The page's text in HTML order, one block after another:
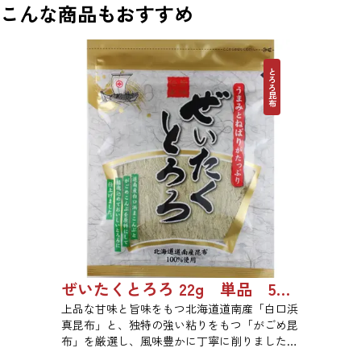
こんな商品もおすすめ
とろろ昆布
ぜいたくとろろ 22g 単品 5袋セット 20袋セット 1743
上品な甘味と旨味をもつ北海道道南産「白口浜
真昆布」と、独特の強い粘りをもつ「がごめ昆
布」を厳選し、風味豊かに丁寧に削りました。